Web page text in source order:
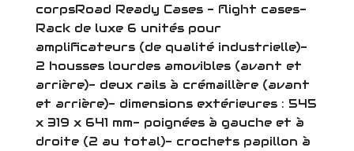
corpsRoad Ready Cases - flight cases-
Rack de luxe 6 unités pour
amplificateurs (de qualité industrielle)-
2 housses lourdes amovibles (avant et
arrière)- deux rails à crémaillère (avant
et arrière)- dimensions extérieures : 545
x 319 x 641 mm- poignées à gauche et à
droite (2 au total)- crochets papillon à